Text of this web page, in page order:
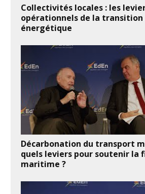
Collectivités locales : les
opérationnels de la transition
énergétique
Décarbonation du transport
quels leviers pour soutenir la
maritime ?